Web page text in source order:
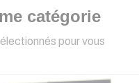
catégorie
pour vous